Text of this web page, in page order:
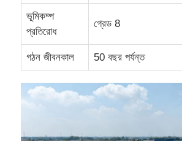
ইস্পাত কাঠামো কর্মশালা
ইস্পাত কাঠামো গুদাম
ভূমিকম্প
প্রতিরোধ
গ্রেড 8
গঠন জীবনকাল 50 বছর পর্যন্ত